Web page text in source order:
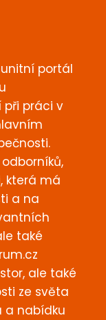
portál
při práci v
která má
a na
také
ale také
ze světa
a nabídku